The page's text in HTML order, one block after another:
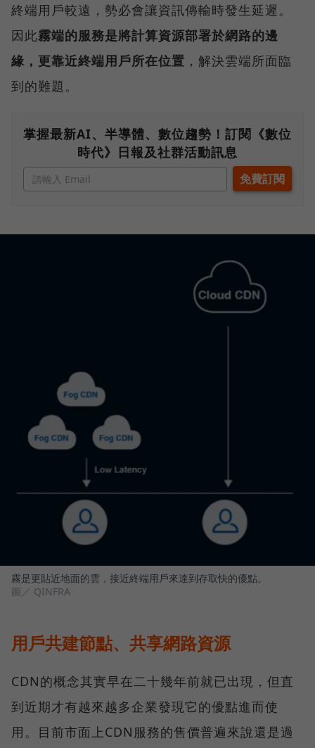
終端用戶較遠，勢必會讓資訊傳輸時發生延遲。
因此霧端的服務是將計算資源部署於網路的邊
緣，更靠近終端用戶所在位置 ，解決雲端所面臨
到的難題。
掌握最新AI、半導體、數位趨勢！訂閱《數位
時代》日報及社群活動訊息
霧是更貼近地面的雲，接近終端用戶來達到存取快的優點。
圖／ QINFRA
用戶共建節點、共享網路資源
CDN的概念其實早在二十幾年前就已出現，但直
到近期才有越來越多企業發現它的優點進而使
用。目前市面上CDN服務的售價普遍來說還是過